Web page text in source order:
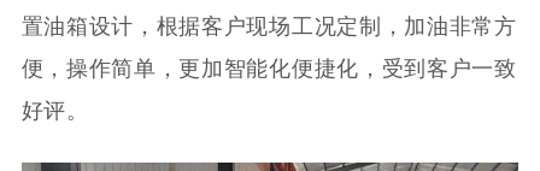
置油箱设计，根据客户现场工况定制，加油非常方
便，操作简单，更加智能化便捷化，受到客户一致
好评。